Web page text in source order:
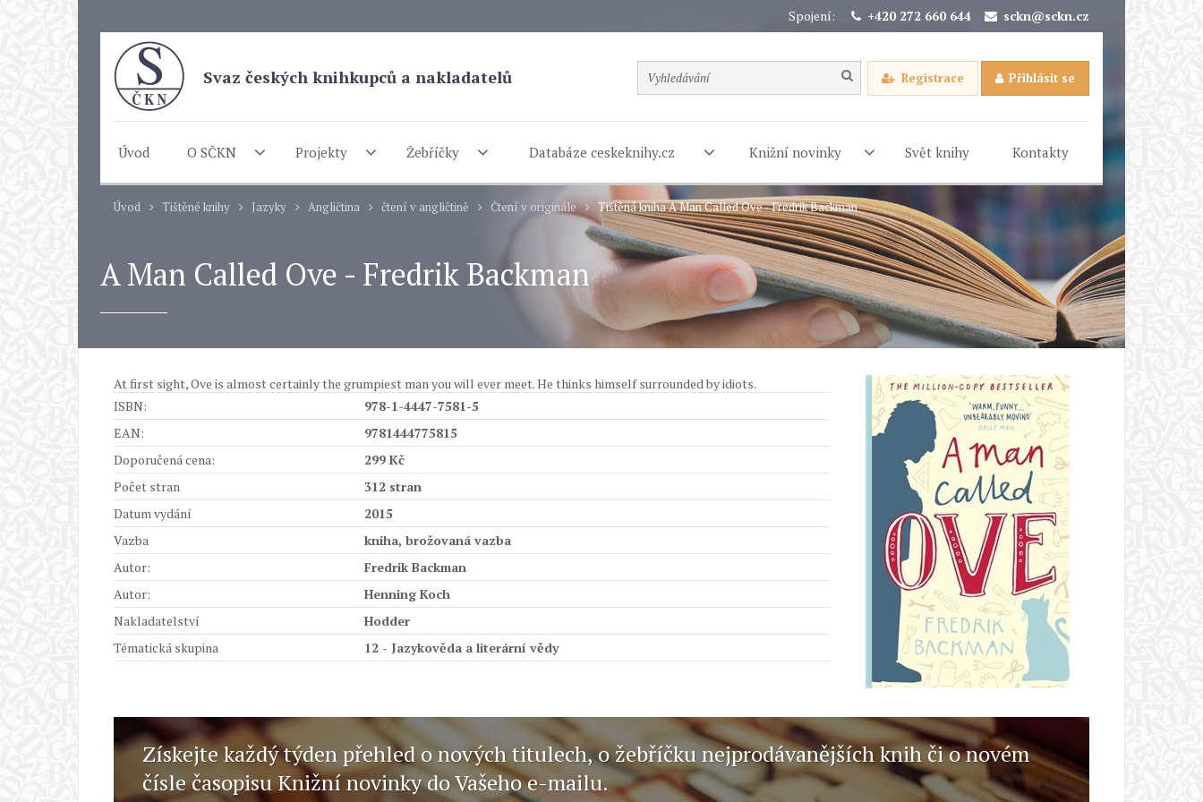
Spojení: +420 272 660 644 sckn@sckn.cz
Svaz českých knihkupců a nakladatelů Registrace Přihlásit se
Úvod O SČKN Projekty Žebříčky Databáze ceskeknihy.cz Knižní novinky Svět knihy Kontakty
Úvod Tištěné knihy Jazyky Angličtina čtení v angličtině Čtení v originále Tištěná kniha A Man Called Ove - Fredrik Backman
A Man Called Ove - Fredrik Backman
At first sight, Ove is almost certainly the grumpiest man you will ever meet. He thinks himself surrounded by idiots.
ISBN:
978-1-4447-7581-5
EAN:
9781444775815
Doporučená cena:
299 Kč
Počet stran
312 stran
Datum vydání
2015
Vazba
kniha, brožovaná vazba
Autor:
Fredrik Backman
Autor:
Henning Koch
Nakladatelství
Hodder
Tématická skupina
12 - Jazykověda a literární vědy
Získejte každý týden přehled o nových titulech, o žebříčku nejprodávanějších knih či o novém
čísle časopisu Knižní novinky do Vašeho e-mailu.